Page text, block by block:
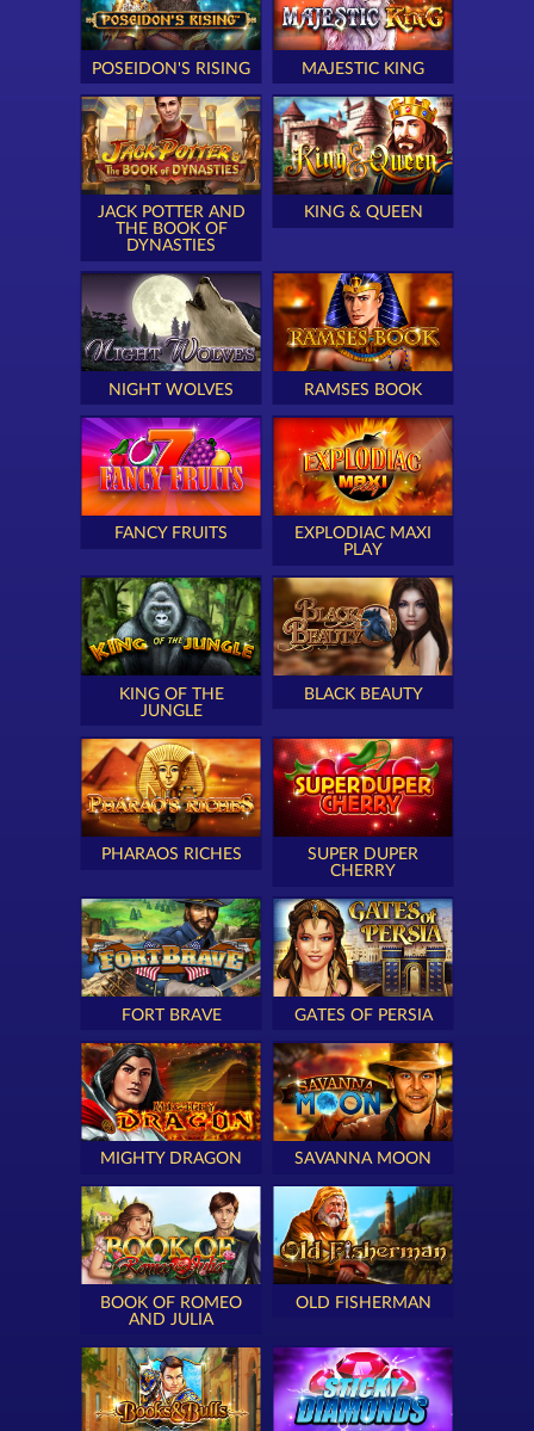
POSEIDON'S RISING MAJESTIC KING
JACK POTTER AND
THE BOOK OF
DYNASTIES
KING & QUEEN
NIGHT WOLVES RAMSES BOOK
FANCY FRUITS
EXPLODIAC MAXI
PLAY
KING OF THE
JUNGLE
BLACK BEAUTY
PHARAOS RICHES
SUPER DUPER
CHERRY
FORT BRAVE GATES OF PERSIA
MIGHTY DRAGON SAVANNA MOON
BOOK OF ROMEO
AND JULIA
OLD FISHERMAN